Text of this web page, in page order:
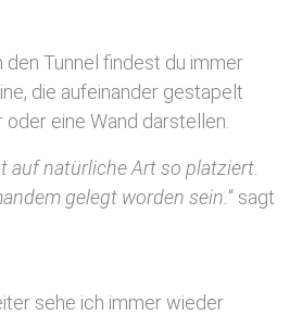
Tunnel findest du immer
die aufeinander gestapelt
oder eine Wand darstellen.
auf natürliche Art so platziert.
gelegt worden sein. “ sagt
sehe ich immer wieder